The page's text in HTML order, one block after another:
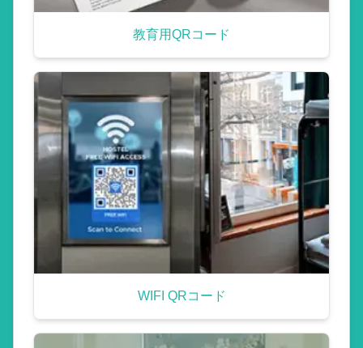
教育用QRコード
WIFI QRコード